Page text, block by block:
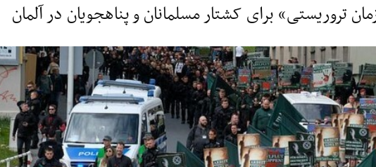
تروریستی» برای کشتار مسلمانان و پناهجویان در آلمان